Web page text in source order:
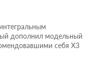
дополнил модельный
себя X3